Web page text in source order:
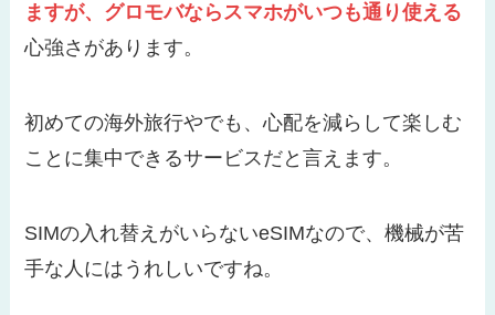
ますが、グロモバならスマホがいつも通り使える
心強さがあります。
初めての海外旅行やでも、心配を減らして楽しむ
ことに集中できるサービスだと言えます。
SIMの入れ替えがいらないeSIMなので、機械が苦
手な人にはうれしいですね。